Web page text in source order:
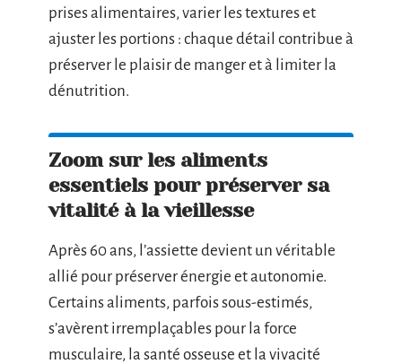
prises alimentaires, varier les textures et
ajuster les portions : chaque détail contribue à
préserver le plaisir de manger et à limiter la
dénutrition.
Zoom sur les aliments
essentiels pour préserver sa
vitalité à la vieillesse
Après 60 ans, l’assiette devient un véritable
allié pour préserver énergie et autonomie.
Certains aliments, parfois sous-estimés,
s’avèrent irremplaçables pour la force
musculaire, la santé osseuse et la vivacité